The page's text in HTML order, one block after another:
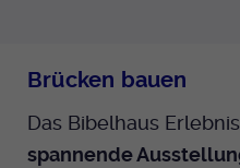
Brücken bauen
Das Bibelhaus
spannende